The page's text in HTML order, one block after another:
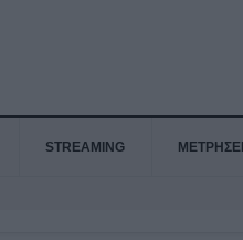
STREAMING